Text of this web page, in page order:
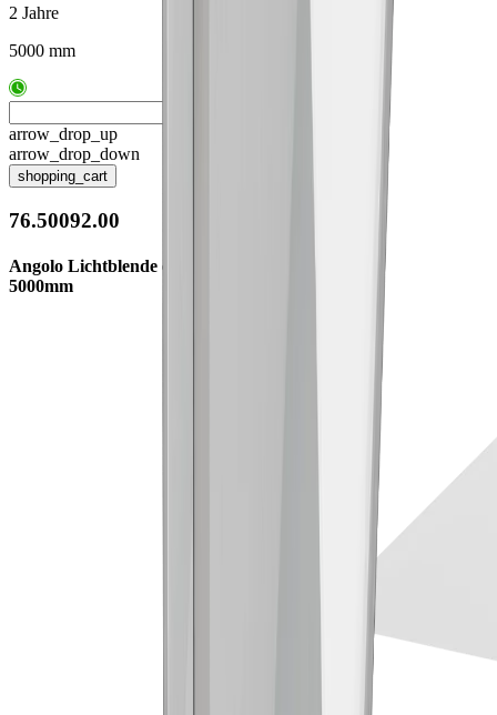
2 Jahre
5000 mm
arrow_drop_up
arrow_drop_down
shopping_cart
76.50092.00
Angolo Lichtblende eckig opal
5000mm